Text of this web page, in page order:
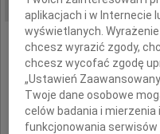
"
aplikacjach i w Internecie
wyświetlanych.
chcesz wyrazić zgody,
chcesz wycofać zgodę
„Ustawień
Twoje dane osobowe
celów badania i
funkcjonowania serwisów